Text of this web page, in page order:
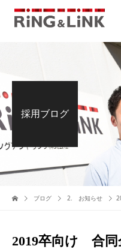
採用ブログ
ブログ 2. お知らせ
2019卒向け 合同